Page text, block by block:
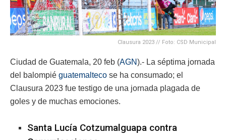
Clausura 2023 // Foto: CSD Municipal
Ciudad de Guatemala, 20 feb (AGN).- La séptima jornada
del balompié guatemalteco se ha consumado; el
Clausura 2023 fue testigo de una jornada plagada de
goles y de muchas emociones.
Santa Lucía Cotzumalguapa contra